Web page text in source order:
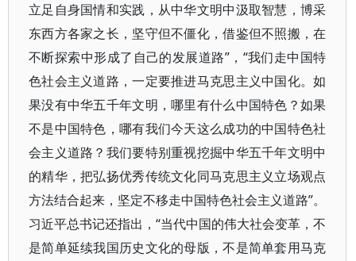
立足自身国情和实践，从中华文明中汲取智慧，博采
东西方各家之长，坚守但不僵化，借鉴但不照搬，在
不断探索中形成了自己的发展道路”，“我们走中国特
色社会主义道路，一定要推进马克思主义中国化。如
果没有中华五千年文明，哪里有什么中国特色？如果
不是中国特色，哪有我们今天这么成功的中国特色社
会主义道路？我们要特别重视挖掘中华五千年文明中
的精华，把弘扬优秀传统文化同马克思主义立场观点
方法结合起来，坚定不移走中国特色社会主义道路”。
习近平总书记还指出，“当代中国的伟大社会变革，不
是简单延续我国历史文化的母版，不是简单套用马克